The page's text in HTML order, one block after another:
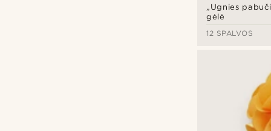
„Ugnies
gėlė
12 SPALVOS